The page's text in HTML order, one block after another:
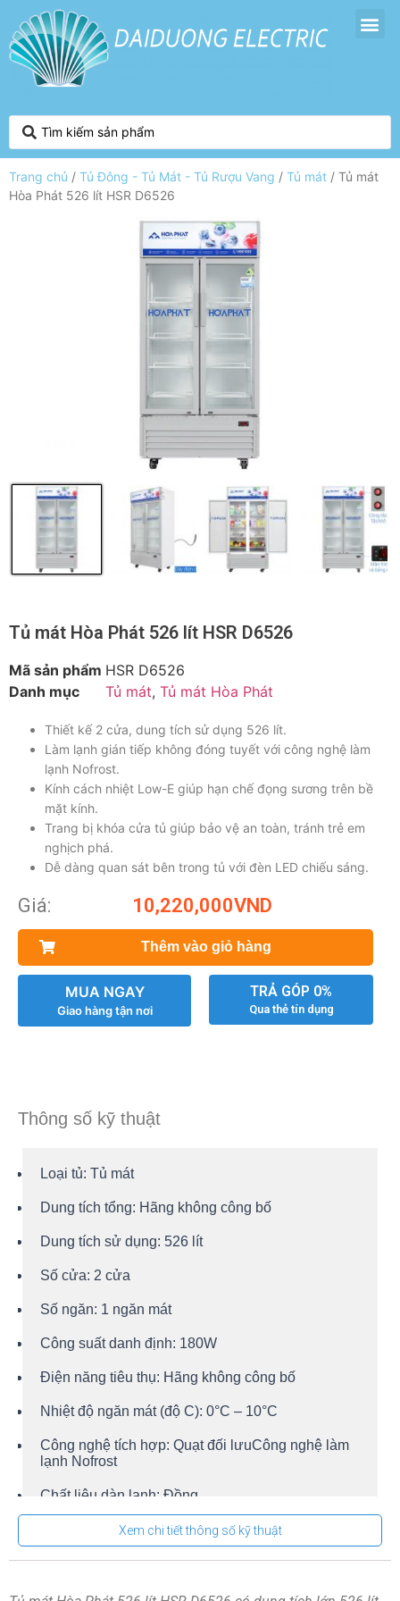
Trang chủ / Tủ Đông - Tủ Mát - Tủ Rượu Vang / Tủ mát / Tủ mát
Hòa Phát 526 lít HSR D6526
Tủ mát Hòa Phát 526 lít HSR D6526
Mã sản phẩm HSR D6526
Danh mục
Tủ mát, Tủ mát Hòa Phát
Thiết kế 2 cửa, dung tích sử dụng 526 lít.
Làm lạnh gián tiếp không đóng tuyết với công nghệ làm
lạnh Nofrost.
Kính cách nhiệt Low-E giúp hạn chế đọng sương trên bề
mặt kính.
Trang bị khóa cửa tủ giúp bảo vệ an toàn, tránh trẻ em
nghịch phá.
Dễ dàng quan sát bên trong tủ với đèn LED chiếu sáng.
Giá: 10,220,000VND
Thêm vào giỏ hàng
MUA NGAY
Giao hàng tận nơi
TRẢ GÓP 0%
Qua thẻ tín dụng
Thông số kỹ thuật
Loại tủ: Tủ mát
Dung tích tổng: Hãng không công bố
Dung tích sử dụng: 526 lít
Số cửa: 2 cửa
Số ngăn: 1 ngăn mát
Công suất danh định: 180W
Điện năng tiêu thụ: Hãng không công bố
Nhiệt độ ngăn mát (độ C): 0°C – 10°C
Công nghệ tích hợp: Quạt đối lưuCông nghệ làm
lạnh Nofrost
Chất liệu dàn lạnh: Đồng
Chất liệu lòng tủ:Nhôm sơn tĩnh điện
Chất liệu bên ngoài:Thân tủ: Tôn sơn tĩnh điện,
Xem chi tiết thông số kỹ thuật